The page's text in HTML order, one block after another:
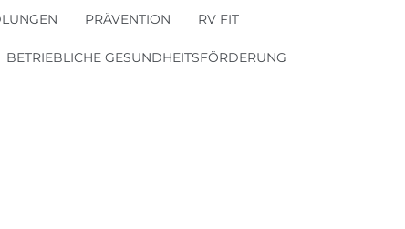
PRÄVENTION RV FIT
BETRIEBLICHE GESUNDHEITSFÖRDERUNG